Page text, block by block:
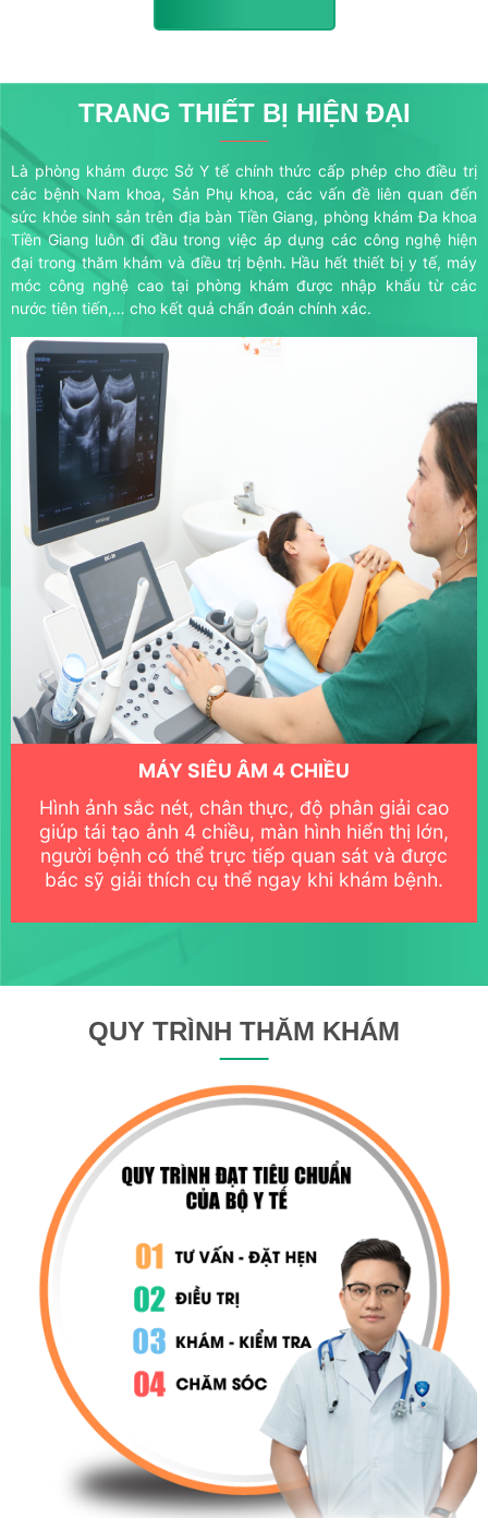
TRANG THIẾT BỊ HIỆN ĐẠI
Là phòng khám được Sở Y tế chính thức cấp phép cho điều trị
các bệnh Nam khoa, Sản Phụ khoa, các vấn đề liên quan đến
sức khỏe sinh sản trên địa bàn Tiền Giang, phòng khám Đa khoa
Tiền Giang luôn đi đầu trong việc áp dụng các công nghệ hiện
đại trong thăm khám và điều trị bệnh. Hầu hết thiết bị y tế, máy
móc công nghệ cao tại phòng khám được nhập khẩu từ các
nước tiên tiến,… cho kết quả chẩn đoán chính xác.
MÁY SIÊU ÂM 4 CHIỀU
Hình ảnh sắc nét, chân thực, độ phân giải cao
giúp tái tạo ảnh 4 chiều, màn hình hiển thị lớn,
người bệnh có thể trực tiếp quan sát và được
bác sỹ giải thích cụ thể ngay khi khám bệnh.
QUY TRÌNH THĂM KHÁM